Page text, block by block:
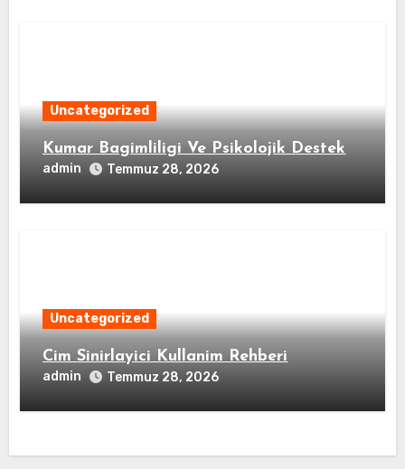
Uncategorized
Kumar Bagimliligi Ve Psikolojik Destek
admin Temmuz 28, 2026
Uncategorized
Cim Sinirlayici Kullanim Rehberi
admin Temmuz 28, 2026